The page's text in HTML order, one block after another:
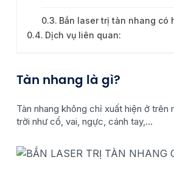
Bắn laser trị tàn nhang có
Dịch vụ liên quan:
Tàn nhang là gì?
Tàn nhang không chỉ xuất hiện ở
trời như cổ, vai, ngực, cánh tay,…